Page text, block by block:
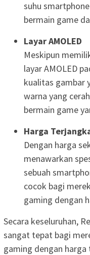
suhu
bermain game
Layar AMOLED
Meskipun
layar AMOLED
kualitas gambar
warna yang
bermain game
Harga
Dengan harga
menawarkan
sebuah
cocok bagi
gaming dengan
Secara keseluruhan,
sangat tepat bagi
gaming dengan